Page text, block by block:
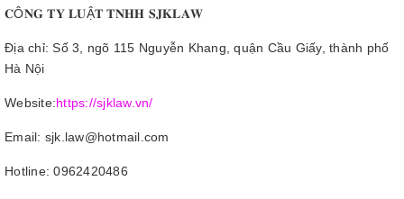
𝐂Ô𝐍𝐆 𝐓𝐘 𝐋𝐔Ậ𝐓 𝐓𝐍𝐇𝐇 𝐒𝐉𝐊𝐋𝐀𝐖
Địa chỉ: Số 3, ngõ 115 Nguyễn Khang, quận Cầu Giấy, thành phố
Hà Nội
Website:https://sjklaw.vn/
Email: sjk.law@hotmail.com
Hotline: 0962420486